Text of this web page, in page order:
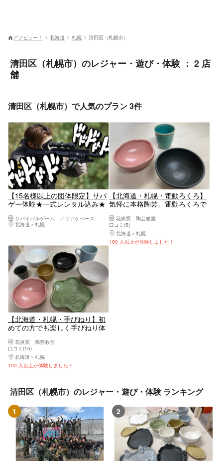
アソビュー！ 北海道 札幌 清田区（札幌市）
清田区（札幌市）のレジャー・遊び・体験 ： 2 店
舗
清田区（札幌市）で人気のプラン 3件
【15名様以上の団体限定】サバ
ゲー体験★一式レンタル込み★
でもでOK♪
サバイバルゲーム アリアケベース
北海道
札幌
【北海道・札幌・電動ろくろ】
気軽に本格陶芸、電動ろくろで
花炎窯 陶芸教室
口コミ(5)
北海道
札幌
100 人以上が体験しました！
【北海道・札幌・手びねり】初
めての方でも楽しく手びねり体
花炎窯 陶芸教室
口コミ(15)
北海道
札幌
100 人以上が体験しました！
清田区（札幌市）のレジャー・遊び・体験 ランキング
1 2